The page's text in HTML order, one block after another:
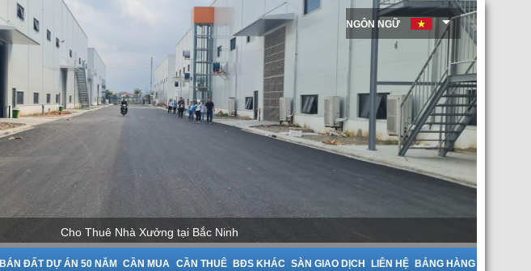
Cho Thuê Nhà Xưởng tại Bắc Giang
BÁN ĐẤT DỰ ÁN 50 NĂM CẦN MUA CẦN THUÊ BĐS KHÁC SÀN GIAO DỊCH LIÊN HỆ BẢNG HÀNG
NGÔN NGỮ